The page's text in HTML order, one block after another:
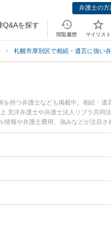
弁護士の方
Q&Aを探す
閲覧履歴 マイリスト
札幌市厚別区で相続・遺言に強い
持つ弁護士なども掲載中。相続・遺
充洋弁護士や弁護士法人リブラ共同
報や弁護士費用、強みなどが注目さ
績豊富な近くの弁護士を検索したい